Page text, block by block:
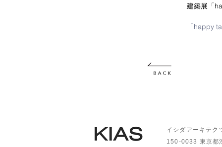
建築展「
「happy
イシダアーキテク
150-0033 東京都